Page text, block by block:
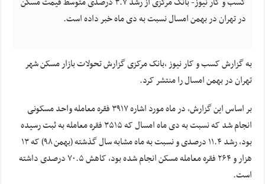
در تهران در بهمن امسال نسبت به دی ماه خبر داده است.
به گزارش کسب و کار نیوز ،بانک مرکزی گزارش تحولات بازار مسکن شهر
تهران در بهمن امسال را منتشر کرد.
بر اساس این گزارش، در ماه مورد اشاره ۳۹۱۷ فقره معامله واحد مسکونی
انجام شد که نسبت به دی ماه امسال که ۳۵۱۵ فقره معامله به ثبت رسیده
بود، رشد ۱۱.۴ درصدی و نسبت به ماه مشابه سال گذشته (بهمن ۹۸) که ۱۳
هزار و ۲۶۴ فقره معامله مسکن انجام شده بود، کاهش ۷۰.۵ درصدی داشته
است.